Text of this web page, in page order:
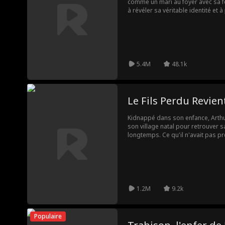
comme un mari au foyer avec
à révéler sa véritable identité et
avait prévu de donner à Bella et
place, laissant Bella pleine de
5.4M 48.1k
Le Fils Perdu
Kidnappé dans son enfance,
son village natal pour retrouver
longtemps. Ce qu'il n'avait pas
1.2M 9.2k
Populaire